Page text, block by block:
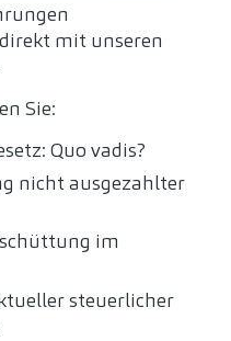
mit unseren
Sie:
Quo vadis?
nicht ausgezahlter
im
steuerlicher